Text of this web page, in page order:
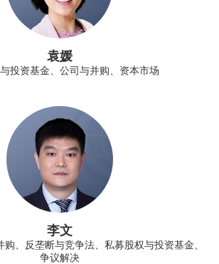
袁媛
投资基金、公司与并购、资本市场
李文
、反垄断与竞争法、私募股权与投资基金、
争议解决